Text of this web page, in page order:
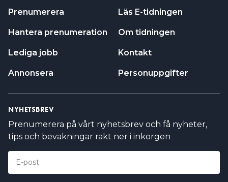
Prenumerera på vårt nyhetsbrev och få nyheter,
tips och bevakningar rakt ner i inkorgen